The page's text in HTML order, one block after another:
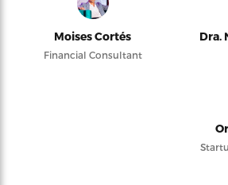
Moises Cortés
Financial Consultant
Dra.